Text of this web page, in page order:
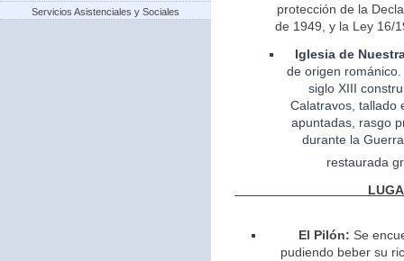
Servicios Asistenciales y Sociales
protección de la
de 1949, y la Ley 16/
Iglesia de
deorigen
siglo XIII
Calatravos, tallado
apuntadas, rasgo
durante la
restaurada
El Pilón: Se
pudiendo beber su